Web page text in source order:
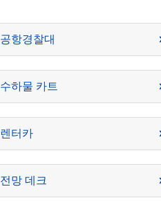
공항경찰대
수하물 카트
렌터카
전망 데크